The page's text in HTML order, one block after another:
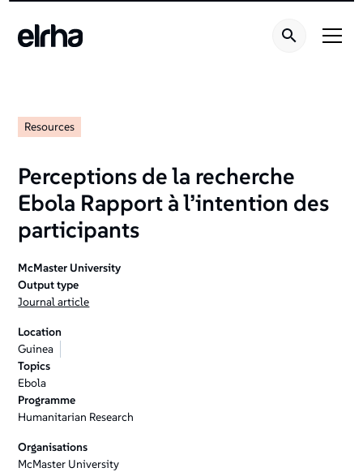
Resources
Perceptions de la recherche
Ebola Rapport à l’intention des
participants
McMaster University
Output type
Journal article
Location
Guinea
Topics
Ebola
Programme
Humanitarian Research
Organisations
McMaster University